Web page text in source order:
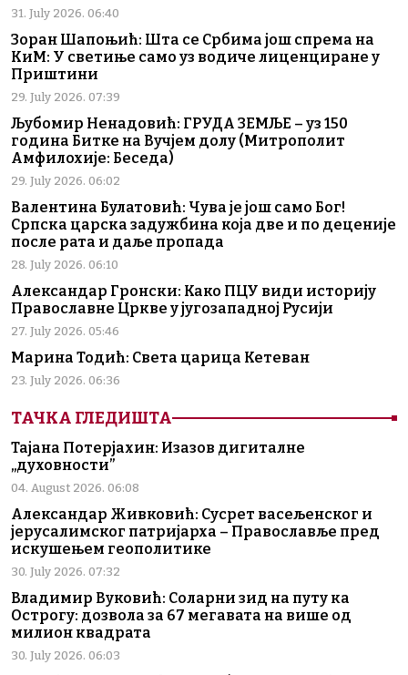
31. July 2026. 06:40
Зоран Шапоњић: Шта се Србима још спрема на
КиМ: У светиње само уз водиче лиценциране у
Приштини
29. July 2026. 07:39
Љубомир Ненадовић: ГРУДА ЗЕМЉЕ – уз 150
година Битке на Вучјем долу (Митрополит
Амфилохије: Беседа)
29. July 2026. 06:02
Валентина Булатовић: Чува је још само Бог!
Српска царска задужбина која две и по деценије
после рата и даље пропада
28. July 2026. 06:10
Александар Гронски: Како ПЦУ види историју
Православне Цркве у југозападној Русији
27. July 2026. 05:46
Марина Тодић: Света царица Кетеван
23. July 2026. 06:36
ТАЧКА ГЛЕДИШТА
Тајана Потерјахин: Изазов дигиталне
„духовности”
04. August 2026. 06:08
Александар Живковић: Сусрет васељенског и
јерусалимског патријарха – Православље пред
искушењем геополитике
30. July 2026. 07:32
Владимир Вуковић: Соларни зид на путу ка
Острогу: дозвола за 67 мегавата на више од
милион квадрата
30. July 2026. 06:03